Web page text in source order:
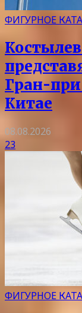
ФИГУРНОЕ
Гран-
Китае
08.08.2026
23
ФИГУРНОЕ